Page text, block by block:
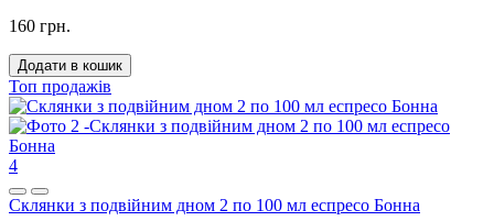
160 грн.
Додати в кошик
Топ продажів
4
Склянки з подвійним дном 2 по 100 мл еспресо Бонна